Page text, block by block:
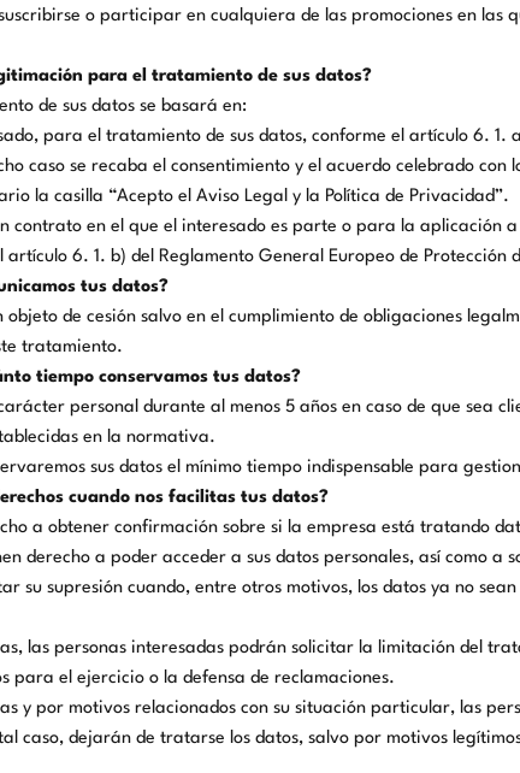
o participar en cualquiera de las promociones en las
para el tratamiento de sus datos?
de sus datos se basará en:
para el tratamiento de sus datos, conforme el artículo 6. 1.
caso se recaba el consentimiento y el acuerdo celebrado
la casilla “Acepto el Aviso Legal y la Política de Privacidad”.
contrato en el que el interesado es parte o para la aplicación
6. 1. b) del Reglamento General Europeo de Protección
tus datos?
objeto de cesión salvo en el cumplimiento de obligaciones
tratamiento.
tiempo conservamos tus datos?
personal durante al menos 5 años en caso de que sea
en la normativa.
sus datos el mínimo tiempo indispensable para
cuando nos facilitas tus datos?
a obtener confirmación sobre si la empresa está tratando
derecho a poder acceder a sus datos personales, así como a
su supresión cuando, entre otros motivos, los datos ya no
las personas interesadas podrán solicitar la limitación del
para el ejercicio o la defensa de reclamaciones.
y por motivos relacionados con su situación particular, las
caso, dejarán de tratarse los datos, salvo por motivos